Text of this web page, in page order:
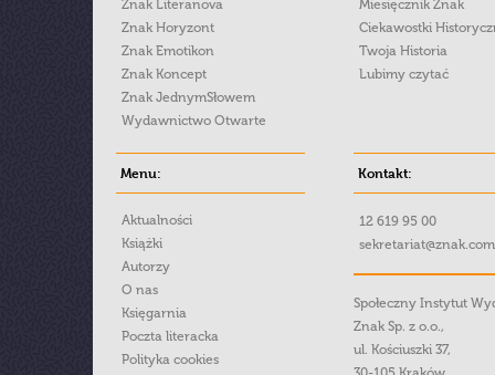
Znak Literanova
Znak Horyzont
Znak Emotikon
Znak Koncept
Znak JednymSłowem
Wydawnictwo Otwarte
Miesięcznik Znak
Ciekawostki
Twoja Historia
Lubimy czytać
Menu:
Aktualności
Książki
Autorzy
O nas
Księgarnia
Poczta literacka
Polityka cookies
Kontakt:
12 619 95 00
Społeczny Instytut
Znak Sp. z o.o.,
ul. Kościuszki 37,